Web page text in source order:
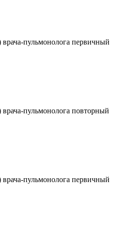
пульмонолога первичный
пульмонолога повторный
пульмонолога первичный